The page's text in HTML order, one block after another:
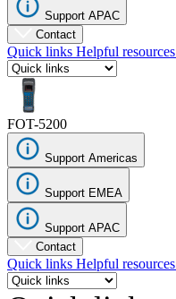
Partners
Suppliers
Support APAC
Contact
Quick links Helpful resources
FOT-5200
Support Americas
Support EMEA
Support APAC
Contact
Quick links Helpful resources